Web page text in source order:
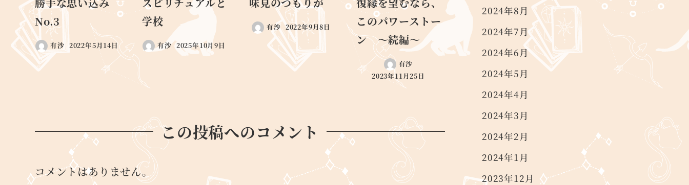
No.3
有沙 2022年5月14日
学校
有沙 2025年10月9日
有沙 2022年9月8日
このパワーストー
ン ～続編～
有沙
2023年11月25日
この投稿へのコメント
コメントはありません。
2024年8月
2024年7月
2024年6月
2024年5月
2024年4月
2024年3月
2024年2月
2024年1月
2023年12月